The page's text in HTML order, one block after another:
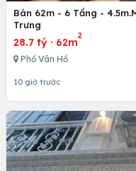
Bán 62m - 6 Tầng -
Trưng
28.7 tỷ · 62m
2
Phố Vân Hồ
10 giờ trước